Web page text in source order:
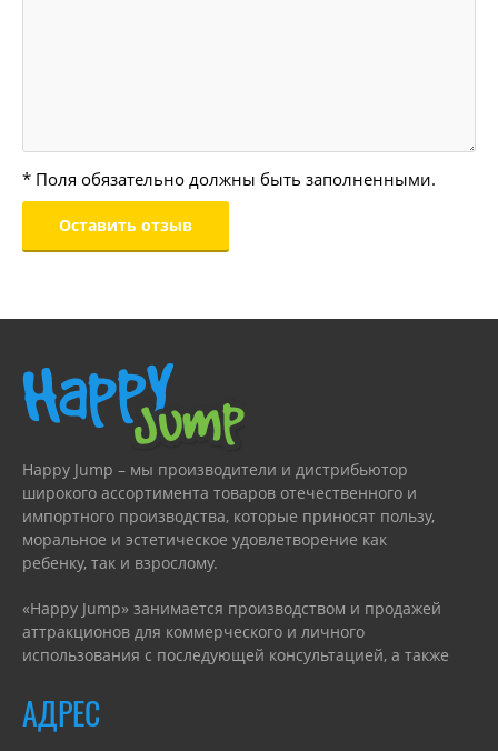
* Поля обязательно должны быть заполненными.
Happy Jump – мы производители и дистрибьютор
широкого ассортимента товаров отечественного и
импортного производства, которые приносят пользу,
моральное и эстетическое удовлетворение как
ребенку, так и взрослому.
«Happy Jump» занимается производством и продажей
аттракционов для коммерческого и личного
использования с последующей консультацией, а также
АДРЕС